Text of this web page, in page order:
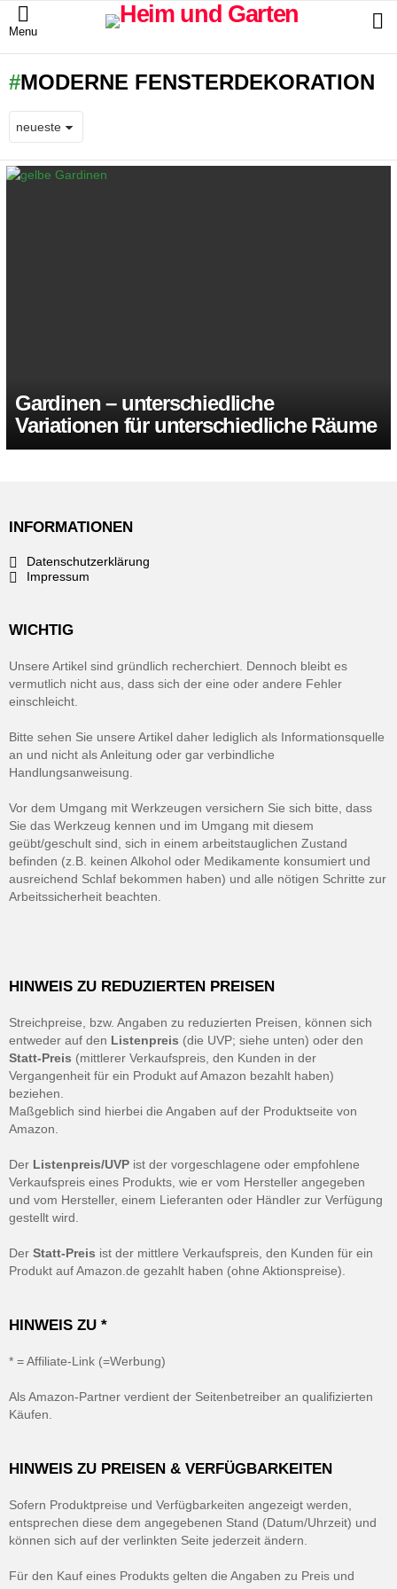
Menu
MODERNE FENSTERDEKORATION
Gardinen – unterschiedliche
Variationen für unterschiedliche Räume
INFORMATIONEN
Datenschutzerklärung
Impressum
WICHTIG
Unsere Artikel sind gründlich recherchiert. Dennoch bleibt es
vermutlich nicht aus, dass sich der eine oder andere Fehler
einschleicht.
Bitte sehen Sie unsere Artikel daher lediglich als Informationsquelle
an und nicht als Anleitung oder gar verbindliche
Handlungsanweisung.
Vor dem Umgang mit Werkzeugen versichern Sie sich bitte, dass
Sie das Werkzeug kennen und im Umgang mit diesem
geübt/geschult sind, sich in einem arbeitstauglichen Zustand
befinden (z.B. keinen Alkohol oder Medikamente konsumiert und
ausreichend Schlaf bekommen haben) und alle nötigen Schritte zur
Arbeitssicherheit beachten.
HINWEIS ZU REDUZIERTEN PREISEN
Streichpreise, bzw. Angaben zu reduzierten Preisen, können sich
entweder auf den Listenpreis (die UVP; siehe unten) oder den
Statt-Preis (mittlerer Verkaufspreis, den Kunden in der
Vergangenheit für ein Produkt auf Amazon bezahlt haben)
beziehen.
Maßgeblich sind hierbei die Angaben auf der Produktseite von
Amazon.
Der Listenpreis/UVP ist der vorgeschlagene oder empfohlene
Verkaufspreis eines Produkts, wie er vom Hersteller angegeben
und vom Hersteller, einem Lieferanten oder Händler zur Verfügung
gestellt wird.
Der Statt-Preis ist der mittlere Verkaufspreis, den Kunden für ein
Produkt auf Amazon.de gezahlt haben (ohne Aktionspreise).
HINWEIS ZU *
* = Affiliate-Link (=Werbung)
Als Amazon-Partner verdient der Seitenbetreiber an qualifizierten
Käufen.
HINWEIS ZU PREISEN & VERFÜGBARKEITEN
Sofern Produktpreise und Verfügbarkeiten angezeigt werden,
entsprechen diese dem angegebenen Stand (Datum/Uhrzeit) und
können sich auf der verlinkten Seite jederzeit ändern.
Für den Kauf eines Produkts gelten die Angaben zu Preis und